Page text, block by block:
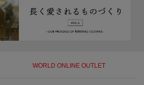
WORLD ONLINE OUTLET